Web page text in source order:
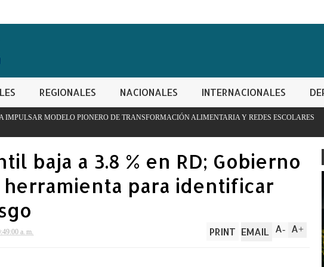
REGIONALES NACIONALES INTERNACIONALES
DE TRANSFORMACIÓN ALIMENTARIA Y REDES ESCOLARES
PN apresa
baja a 3.8 % en RD; Gobierno
para identificar
a. m. A+
A-
PRINT EMAIL